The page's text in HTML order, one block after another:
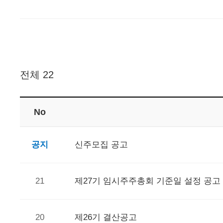
전체 22
No
공지 신주모집 공고
21 제27기 임시주주총회 기준일 설정 공고
20 제26기 결산공고